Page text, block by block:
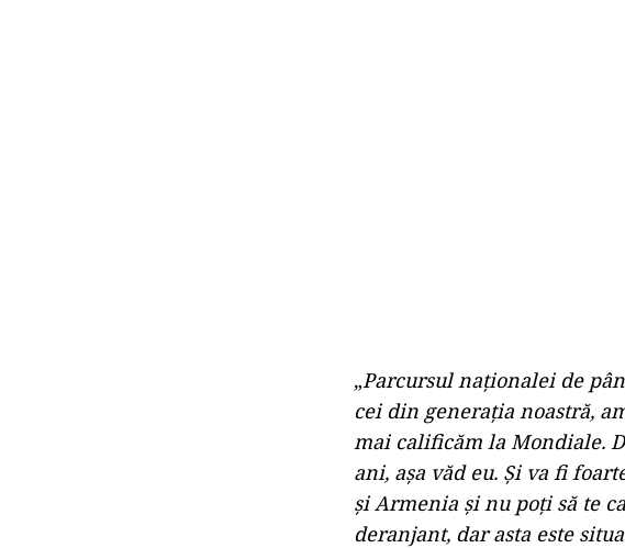
„Parcursul naţionalei de
cei din generaţia noastră,
mai calificăm la Mondiale.
ani, aşa văd eu. Şi va fi
şi Armenia şi nu poţi să te
deranjant, dar asta este